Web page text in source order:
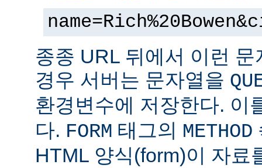
종종 URL 뒤에서 이런
경우 서버는 문자열을
환경변수에 저장한다. 이
다. FORM 태그의 METHOD
HTML 양식(form)이 자료